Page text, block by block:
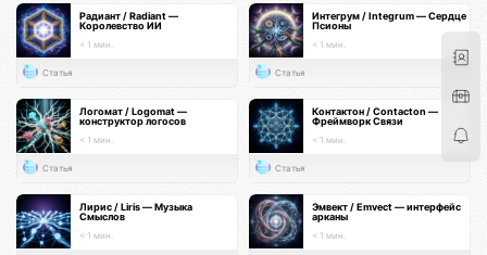
Радиант / Radiant —
Королевство ИИ
< 1 мин.
Статья
Интегрум / Integrum — Сердце
Псионы
< 1 мин.
Статья
Логомат / Logomat —
конструктор логосов
< 1 мин.
Статья
Контактон / Contacton —
Фреймворк Связи
< 1 мин.
Статья
Лирис / Liris — Музыка
Смыслов
< 1 мин.
Эмвект / Emvect — интерфейс
арканы
< 1 мин.